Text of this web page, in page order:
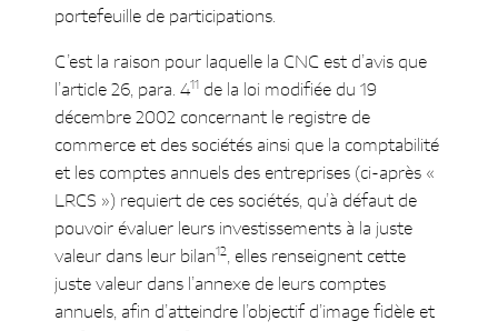
portefeuille de participations.
C’est la raison pour laquelle la CNC est d’avis que
l’article 26, para. 411de la loi modifiée du 19
décembre 2002 concernant le registre de
commerce et des sociétés ainsi que la comptabilité
et les comptes annuels des entreprises (ci-après «
LRCS ») requiert de ces sociétés, qu’à défaut de
pouvoir évaluer leurs investissements à la juste
valeur dans leur bilan12, elles renseignent cette
juste valeur dans l’annexe de leurs comptes
annuels, afin d’atteindre l’objectif d’image fidèle et